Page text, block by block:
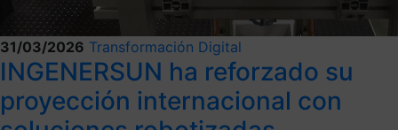
31/03/2026 Transformación Digital
INGENERSUN ha reforzado su
proyección internacional con